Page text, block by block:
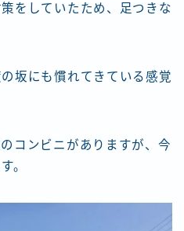
をしていたため、足つきな
坂にも慣れてきている感覚
コンビニがありますが、今
。